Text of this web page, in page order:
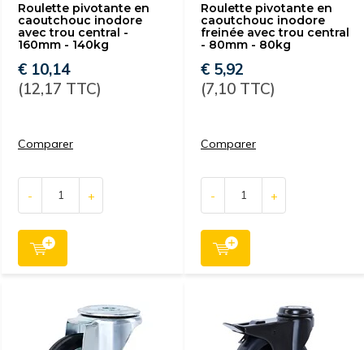
Roulette pivotante en
caoutchouc inodore
avec trou central -
160mm - 140kg
€ 10,14
(12,17 TTC)
Comparer
- +
Roulette pivotante en
caoutchouc inodore
freinée avec trou central
- 80mm - 80kg
€ 5,92
(7,10 TTC)
Comparer
- +